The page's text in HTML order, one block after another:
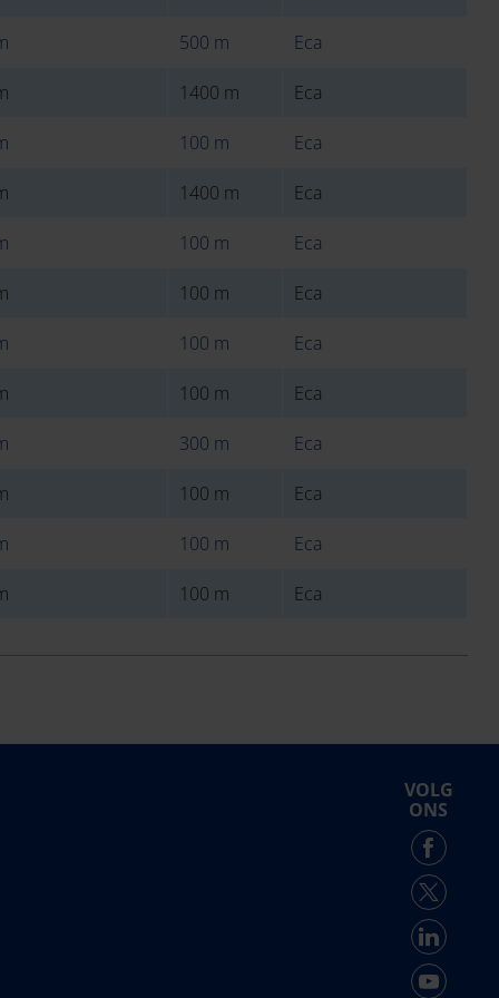
500 m Eca
1400 m Eca
100 m Eca
1400 m Eca
100 m Eca
100 m Eca
100 m Eca
100 m Eca
300 m Eca
100 m Eca
100 m Eca
100 m Eca
VOLG
ONS